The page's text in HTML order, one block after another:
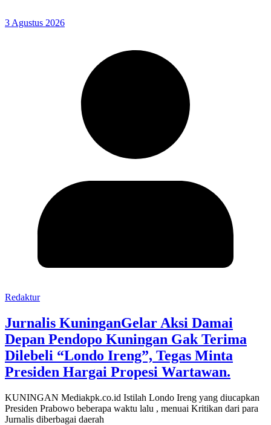
3 Agustus 2026
Redaktur
Jurnalis KuninganGelar Aksi Damai
Depan Pendopo Kuningan Gak Terima
Dilebeli “Londo Ireng”, Tegas Minta
Presiden Hargai Propesi Wartawan.
KUNINGAN Mediakpk.co.id Istilah Londo Ireng yang diucapkan
Presiden Prabowo beberapa waktu lalu , menuai Kritikan dari para
Jurnalis diberbagai daerah